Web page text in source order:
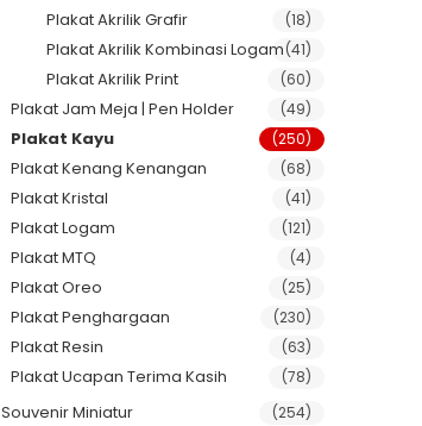
Plakat Akrilik Grafir (18)
Plakat Akrilik Kombinasi Logam(41)
Plakat Akrilik Print (60)
Plakat Jam Meja | Pen Holder (49)
Plakat Kayu (250)
Plakat Kenang Kenangan (68)
Plakat Kristal (41)
Plakat Logam (121)
Plakat MTQ (4)
Plakat Oreo (25)
Plakat Penghargaan (230)
Plakat Resin (63)
Plakat Ucapan Terima Kasih (78)
Souvenir Miniatur (254)